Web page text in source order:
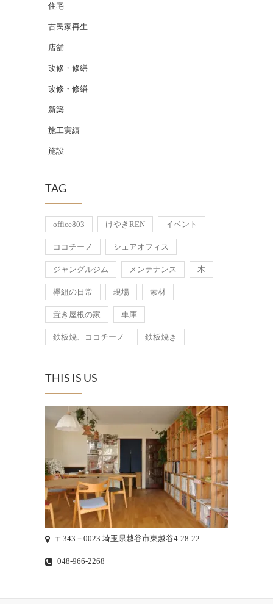
住宅
古民家再生
店舗
改修・修繕
改修・修繕
新築
施工実績
施設
TAG
office803 けやきREN イベント
ココチーノ シェアオフィス
ジャングルジム メンテナンス 木
欅組の日常 現場 素材
置き屋根の家 車庫
鉄板焼、ココチーノ 鉄板焼き
THIS IS US
〒343－0023 埼玉県越谷市東越谷4-28-22
048-966-2268